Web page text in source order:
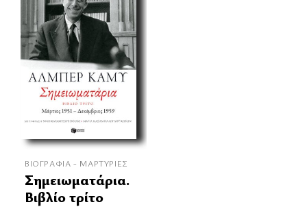
ΒΙΟΓΡΑΦΊΑ - ΜΑΡΤΥΡΊΕΣ
Σημειωματάρια.
Βιβλίο τρίτο